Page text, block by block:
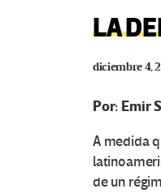
LA
diciembre 4,
Por: Emir
A medida
de un